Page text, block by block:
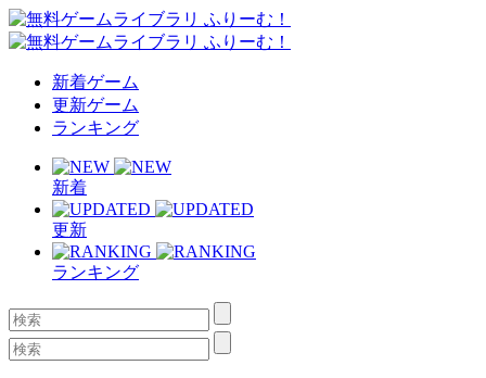
新着ゲーム
更新ゲーム
ランキング
新着
更新
ランキング